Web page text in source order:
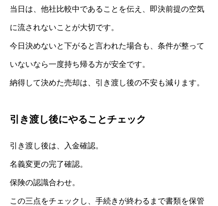
当日は、他社比較中であることを伝え、即決前提の空気
に流されないことが大切です。
今日決めないと下がると言われた場合も、条件が整って
いないなら一度持ち帰る方が安全です。
納得して決めた売却は、引き渡し後の不安も減ります。
引き渡し後にやることチェック
引き渡し後は、入金確認。
名義変更の完了確認。
保険の認識合わせ。
この三点をチェックし、手続きが終わるまで書類を保管